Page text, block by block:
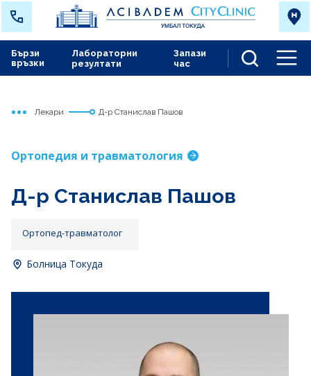
Лабораторни
резултати
Запази
час
Бързи
връзки
Начало
Токуда
Лекари Д-р Станислав Пашов
Ортопедия и травматология
Д-р Станислав Пашов
Ортопед-травматолог
Болница Токуда